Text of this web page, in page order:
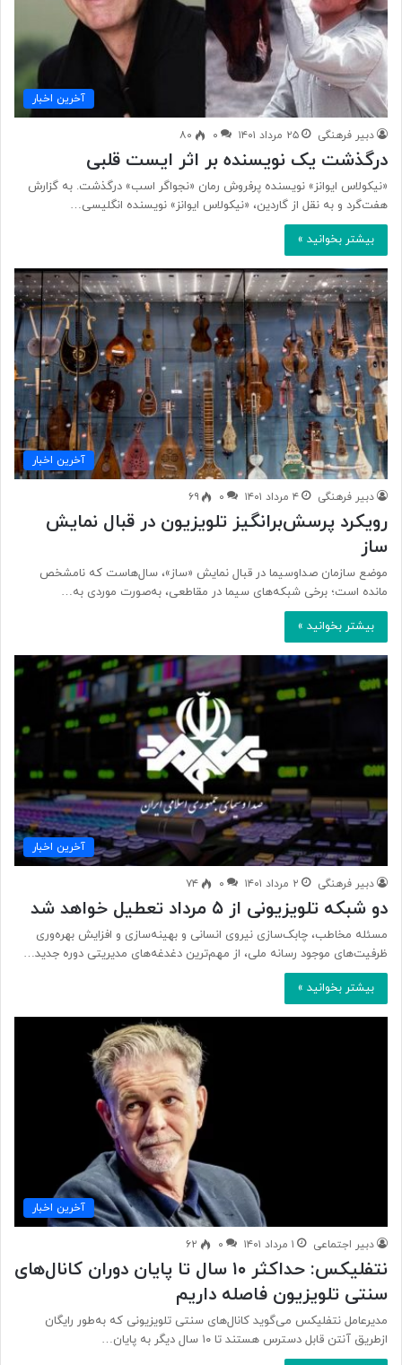
آخرین اخبار
دبیر فرهنگی ۲۵ مرداد ۱۴۰۱ ۰ ۸۰
درگذشت یک نویسنده بر اثر ایست قلبی
«نیکولاس ایوانز» نویسنده پرفروش رمان «نجواگر اسب» درگذشت. به گزارش
هفت‌گرد و به نقل از گاردین، «نیکولاس ایوانز» نویسنده انگلیسی…
بیشتر بخوانید »
آخرین اخبار
دبیر فرهنگی ۴ مرداد ۱۴۰۱ ۰ ۶۹
رویکرد پرسش‌برانگیز تلویزیون در قبال نمایش
ساز
موضع سازمان صداوسیما در قبال نمایش «ساز»، سال‌هاست که نامشخص
مانده است؛ برخی شبکه‌های سیما در مقاطعی، به‌صورت موردی به…
بیشتر بخوانید »
آخرین اخبار
دبیر فرهنگی ۲ مرداد ۱۴۰۱ ۰ ۷۴
دو شبکه تلویزیونی از ۵ مرداد تعطیل خواهد شد
مسئله مخاطب، چابک‌سازی نیروی انسانی و بهینه‌سازی و افزایش بهره‌وری
ظرفیت‌های موجود رسانه ملی، از مهم‌ترین دغدغه‌های مدیریتی دوره جدید…
بیشتر بخوانید »
آخرین اخبار
دبیر اجتماعی ۱ مرداد ۱۴۰۱ ۰ ۶۲
نتفلیکس: حداکثر ۱۰ سال تا پایان دوران کانال‌های
سنتی تلویزیون فاصله داریم
مدیرعامل نتفلیکس می‌گوید کانال‌های سنتی تلویزیونی که به‌طور رایگان
ازطریق آنتن قابل دسترس هستند تا ۱۰ سال دیگر به پایان…